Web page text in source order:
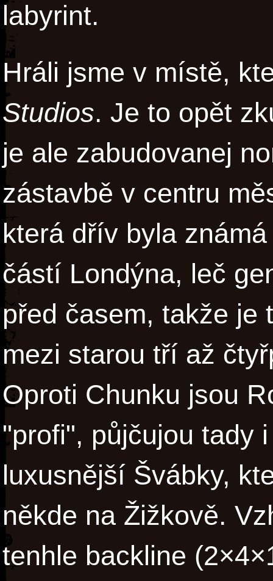
labyrint.
Hráli jsme v místě,
Studios. Je to opět
je ale zabudovanej
zástavbě v centru
která dřív byla
částí Londýna, leč
před časem, takže je
mezi starou tří až
Oproti Chunku jsou
"profi", půjčujou tady
luxusnější Švábky,
někde na Žižkově.
tenhle backline